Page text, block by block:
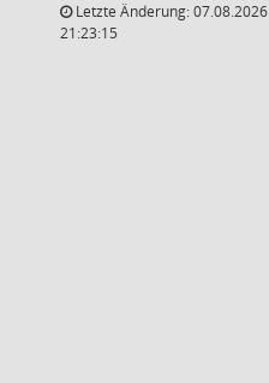
Letzte Änderung: 07.08.2026
21:23:15